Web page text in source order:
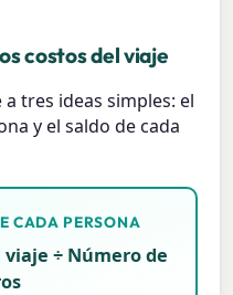
costos del viaje
tres ideas simples: el
y el saldo de cada
CADA PERSONA
÷ Número de